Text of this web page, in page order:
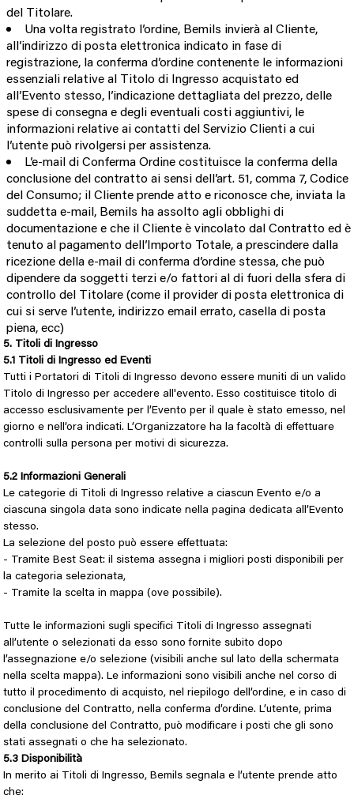
del Titolare.
Una volta registrato l’ordine, Bemils invierà al Cliente,
all’indirizzo di posta elettronica indicato in fase di
registrazione, la conferma d’ordine contenente le informazioni
essenziali relative al Titolo di Ingresso acquistato ed
all’Evento stesso, l’indicazione dettagliata del prezzo, delle
spese di consegna e degli eventuali costi aggiuntivi, le
informazioni relative ai contatti del Servizio Clienti a cui
l’utente può rivolgersi per assistenza.
L’e-mail di Conferma Ordine costituisce la conferma della
conclusione del contratto ai sensi dell’art. 51, comma 7, Codice
del Consumo; il Cliente prende atto e riconosce che, inviata la
suddetta e-mail, Bemils ha assolto agli obblighi di
documentazione e che il Cliente è vincolato dal Contratto ed è
tenuto al pagamento dell’Importo Totale, a prescindere dalla
ricezione della e-mail di conferma d’ordine stessa, che può
dipendere da soggetti terzi e/o fattori al di fuori della sfera di
controllo del Titolare (come il provider di posta elettronica di
cui si serve l’utente, indirizzo email errato, casella di posta
piena, ecc)
5. Titoli di Ingresso
5.1 Titoli di Ingresso ed Eventi
Tutti i Portatori di Titoli di Ingresso devono essere muniti di un valido
Titolo di Ingresso per accedere all'evento. Esso costituisce titolo di
accesso esclusivamente per l’Evento per il quale è stato emesso, nel
giorno e nell’ora indicati. L’Organizzatore ha la facoltà di effettuare
controlli sulla persona per motivi di sicurezza.
5.2 Informazioni Generali
Le categorie di Titoli di Ingresso relative a ciascun Evento e/o a
ciascuna singola data sono indicate nella pagina dedicata all’Evento
stesso.
La selezione del posto può essere effettuata:
- Tramite Best Seat: il sistema assegna i migliori posti disponibili per
la categoria selezionata,
- Tramite la scelta in mappa (ove possibile).
Tutte le informazioni sugli specifici Titoli di Ingresso assegnati
all’utente o selezionati da esso sono fornite subito dopo
l’assegnazione e/o selezione (visibili anche sul lato della schermata
nella scelta mappa). Le informazioni sono visibili anche nel corso di
tutto il procedimento di acquisto, nel riepilogo dell’ordine, e in caso di
conclusione del Contratto, nella conferma d’ordine. L’utente, prima
della conclusione del Contratto, può modificare i posti che gli sono
stati assegnati o che ha selezionato.
5.3 Disponibilità
In merito ai Titoli di Ingresso, Bemils segnala e l’utente prende atto
che: